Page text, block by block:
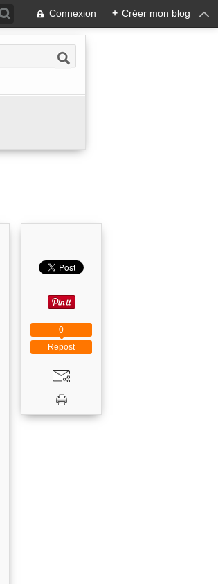
Connexion + Créer mon blog
Repost
0